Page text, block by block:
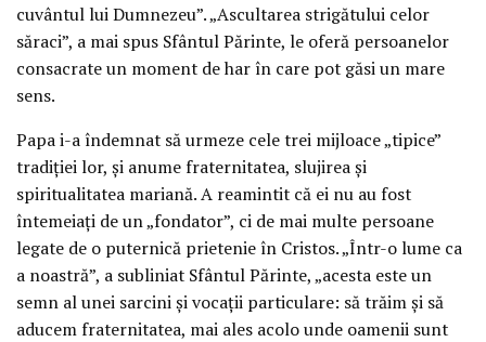
cuvântul lui Dumnezeu”. „Ascultarea strigătului celor
săraci”, a mai spus Sfântul Părinte, le oferă persoanelor
consacrate un moment de har în care pot găsi un mare
sens.
Papa i-a îndemnat să urmeze cele trei mijloace „tipice”
tradiției lor, și anume fraternitatea, slujirea și
spiritualitatea mariană. A reamintit că ei nu au fost
întemeiați de un „fondator”, ci de mai multe persoane
legate de o puternică prietenie în Cristos. „Într-o lume ca
a noastră”, a subliniat Sfântul Părinte, „acesta este un
semn al unei sarcini și vocații particulare: să trăim și să
aducem fraternitatea, mai ales acolo unde oamenii sunt